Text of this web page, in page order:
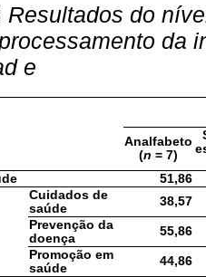
Resultados do
da
e
Analfabeto
(n = 7)
51,86
Cuidados de
saúde
38,57
Prevenção da
doença
55,86
Promoção em
saúde
44,86